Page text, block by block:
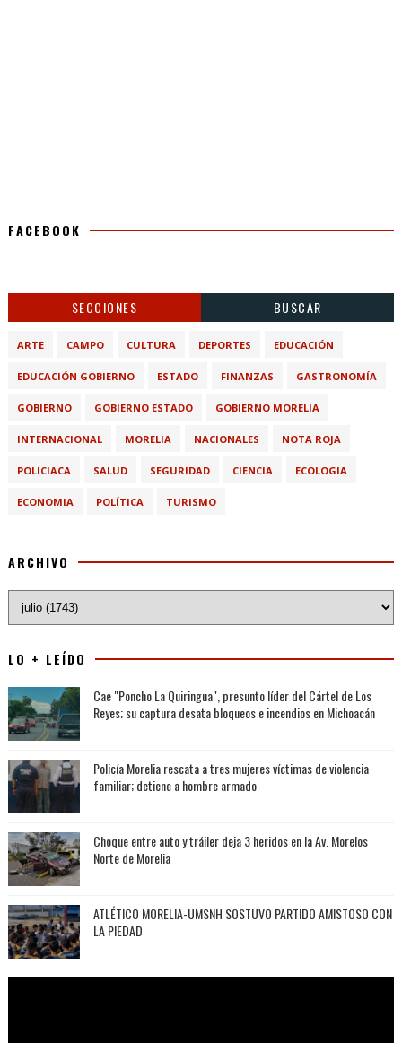
FACEBOOK
SECCIONES BUSCAR
ARTE CAMPO CULTURA DEPORTES EDUCACIÓN
EDUCACIÓN GOBIERNO ESTADO FINANZAS GASTRONOMÍA
GOBIERNO GOBIERNO ESTADO GOBIERNO MORELIA
INTERNACIONAL MORELIA NACIONALES NOTA ROJA
POLICIACA SALUD SEGURIDAD CIENCIA ECOLOGIA
ECONOMIA POLÍTICA TURISMO
ARCHIVO
LO + LEÍDO
Cae "Poncho La Quiringua", presunto líder del Cártel de Los
Reyes; su captura desata bloqueos e incendios en Michoacán
Policía Morelia rescata a tres mujeres víctimas de violencia
familiar; detiene a hombre armado
Choque entre auto y tráiler deja 3 heridos en la Av. Morelos
Norte de Morelia
ATLÉTICO MORELIA-UMSNH SOSTUVO PARTIDO AMISTOSO CON
LA PIEDAD